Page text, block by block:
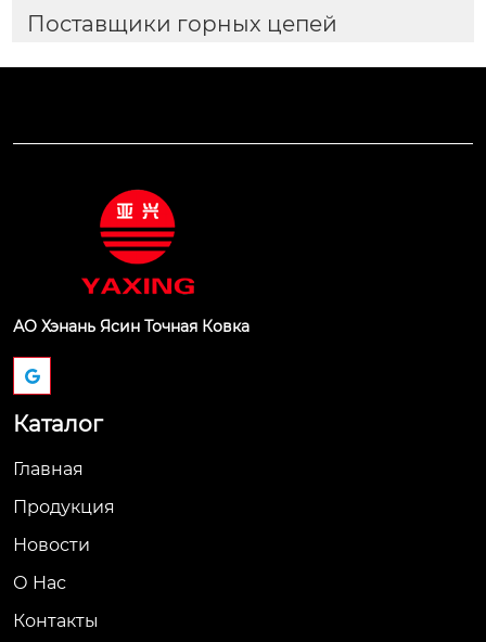
Поставщики горных цепей
АО Хэнань Ясин Точная Ковка
Каталог
Главная
Продукция
Новости
О Hас
Контакты